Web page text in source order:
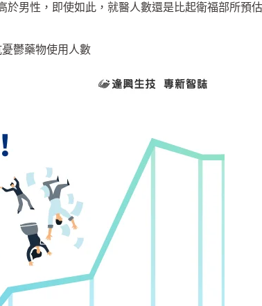
男性，即使如此，就醫人數還是比起衛福部所
憂鬱藥物使用人數